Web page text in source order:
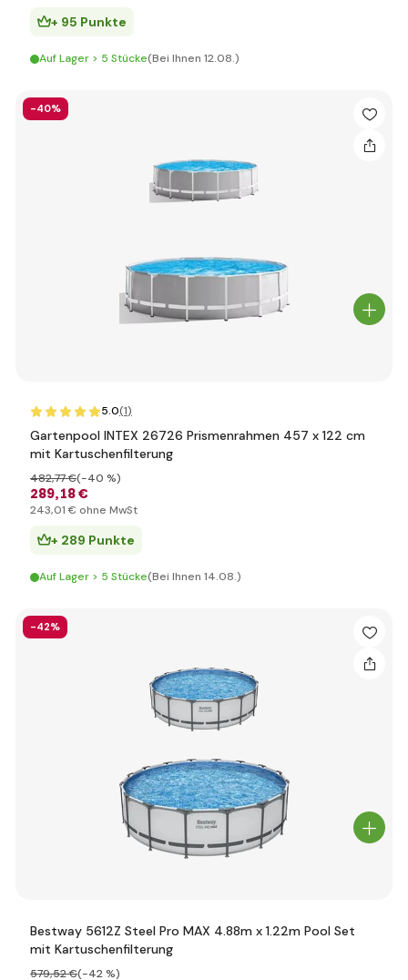
+ 95 Punkte
Auf Lager > 5 Stücke(Bei Ihnen 12.08.)
-40%
5.0(1)
Gartenpool INTEX 26726 Prismenrahmen 457 x 122 cm
mit Kartuschenfilterung
289,18 €
482,77 €(-40 %)
243,01 € ohne MwSt
+ 289 Punkte
Auf Lager > 5 Stücke(Bei Ihnen 14.08.)
-42%
Bestway 5612Z Steel Pro MAX 4.88m x 1.22m Pool Set
mit Kartuschenfilterung
579,52 €(-42 %)